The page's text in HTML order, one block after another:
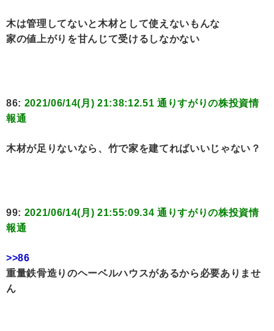
木は管理してないと木材として使えないもんな
家の値上がりを甘んじて受けるしなかない
86: 2021/06/14(月) 21:38:12.51 通りすがりの株投資情
報通
木材が足りないなら、竹で家を建てればいいじゃない？
99: 2021/06/14(月) 21:55:09.34 通りすがりの株投資情
報通
>>86
重量鉄骨造りのヘーベルハウスがあるから必要ありませ
ん